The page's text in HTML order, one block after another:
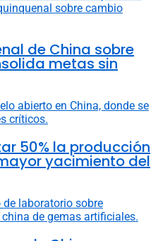
de China sobre
metas sin
50% la producción
yacimiento del